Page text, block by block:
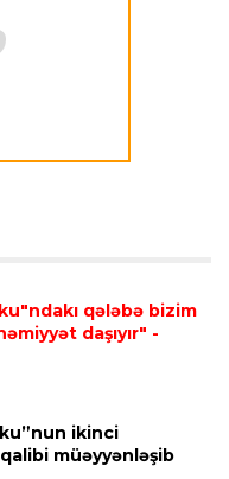
karyerasını
istəyir
Pleyt”ə keçir
qələbə bizim
daşıyır" -
ikinci
müəyyənləşib